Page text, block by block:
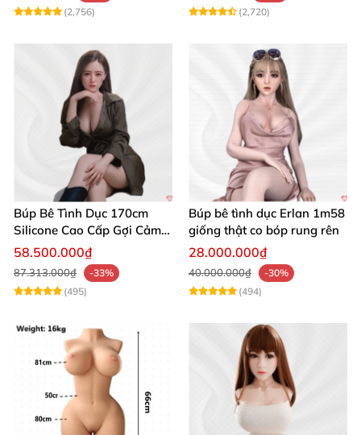
(2,756)
(2,720)
Búp Bê Tình Dục 170cm
Silicone Cao Cấp Gợi Cảm
Giống Thật
58.500.000₫
87.313.000₫
-33%
(495)
Búp bê tình dục Erlan 1m58
giống thật co bóp rung rên
28.000.000₫
40.000.000₫
-30%
(494)